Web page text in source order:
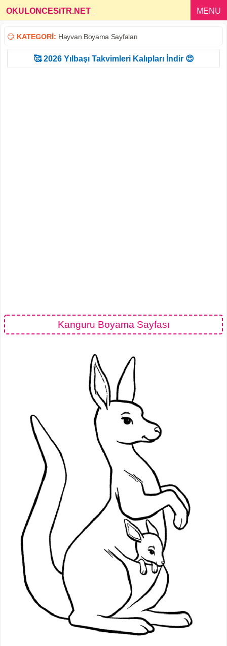
OKULONCESiTR.NET MENU
😏 KATEGORİ: Hayvan Boyama Sayfaları
🥰 2026 Yılbaşı Takvimleri Kalıpları İndir 😍
Kanguru Boyama Sayfası